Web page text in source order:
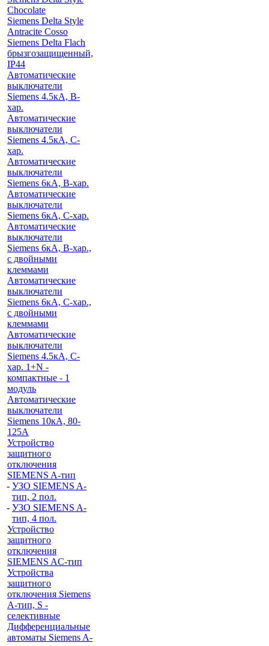
Chocolate
Siemens Delta Style
Antracite Cosso
Siemens Delta Flach
брызгозащищенный,
IP44
Автоматические
выключатели
Siemens 4.5кА, B-
хар.
Автоматические
выключатели
Siemens 4.5кА, C-
хар.
Автоматические
выключатели
Siemens 6кА, B-хар.
Автоматические
выключатели
Siemens 6кА, С-хар.
Автоматические
выключатели
Siemens 6кА, B-хар.,
с двойными
клеммами
Автоматические
выключатели
Siemens 6кА, C-хар.,
с двойными
клеммами
Автоматические
выключатели
Siemens 4.5кА, C-
хар. 1+N -
компактные - 1
модуль
Автоматические
выключатели
Siemens 10кА, 80-
125A
Устройство
защитного
отключения
SIEMENS A-тип
- УЗО SIEMENS A-
тип, 2 пол.
- УЗО SIEMENS A-
тип, 4 пол.
Устройство
защитного
отключения
SIEMENS AС-тип
Устройства
защитного
отключения Siemens
A-тип, S -
селективные
Дифференциальные
автоматы Siemens A-